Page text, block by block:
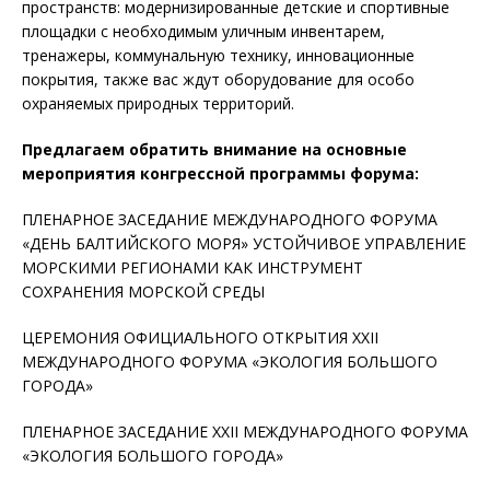
пространств: модернизированные детские и спортивные
площадки с необходимым уличным инвентарем,
тренажеры, коммунальную технику, инновационные
покрытия, также вас ждут оборудование для особо
охраняемых природных территорий.
Предлагаем обратить внимание на основные
мероприятия конгрессной программы форума:
ПЛЕНАРНОЕ ЗАСЕДАНИЕ МЕЖДУНАРОДНОГО ФОРУМА
«ДЕНЬ БАЛТИЙСКОГО МОРЯ» УСТОЙЧИВОЕ УПРАВЛЕНИЕ
МОРСКИМИ РЕГИОНАМИ КАК ИНСТРУМЕНТ
СОХРАНЕНИЯ МОРСКОЙ СРЕДЫ
ЦЕРЕМОНИЯ ОФИЦИАЛЬНОГО ОТКРЫТИЯ ХХII
МЕЖДУНАРОДНОГО ФОРУМА «ЭКОЛОГИЯ БОЛЬШОГО
ГОРОДА»
ПЛЕНАРНОЕ ЗАСЕДАНИЕ ХХII МЕЖДУНАРОДНОГО ФОРУМА
«ЭКОЛОГИЯ БОЛЬШОГО ГОРОДА»